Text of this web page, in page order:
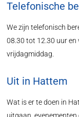
Telefonische
We zijn telefonisch
08.30 tot 12.30 uur en
vrijdagmiddag.
Uit in Hattem
Wat is er te doen in